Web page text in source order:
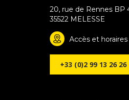
20, rue de Rennes BP
35522 MELESSE
Accès et
+33 (0)2 99 13 26 26